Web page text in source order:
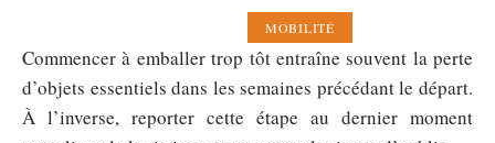
MOBILITÉ
Commencer à emballer trop tôt entraîne souvent la perte
d’objets essentiels dans les semaines précédant le départ.
À l’inverse, reporter cette étape au dernier moment